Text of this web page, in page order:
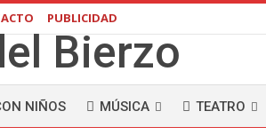
PUBLICIDAD
NIÑOS MÚSICA TEATRO